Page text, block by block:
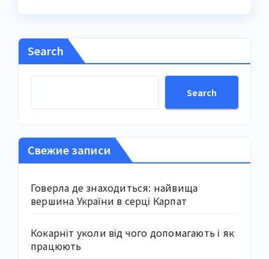
Search
Search
Свежие записи
Говерла де знаходиться: найвища
вершина України в серці Карпат
Кокарніт уколи від чого допомагають і як
працюють